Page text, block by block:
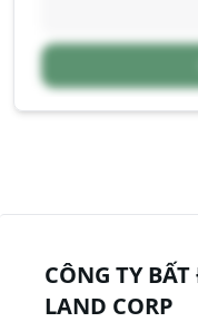
CÔNG TY
LAND CORP